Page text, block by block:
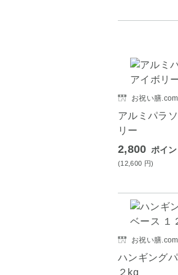
お祝い膳.com
アルミパラ
リー
2,800 ポイン
(12,600 円)
お祝い膳.com
ハンギング
２kg